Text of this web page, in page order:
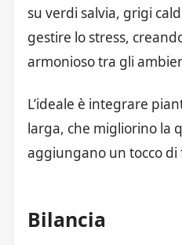
su verdi salvia, grigi
gestire lo stress,
armonioso tra gli
L’ideale è integrare
larga, che migliorino la
aggiungano un tocco di
Bilancia